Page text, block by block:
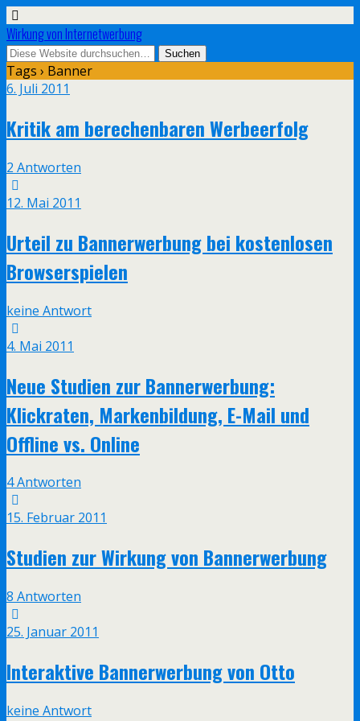
Wirkung von Internetwerbung
Tags › Banner
6. Juli 2011
Kritik am berechenbaren Werbeerfolg
2 Antworten
12. Mai 2011
Urteil zu Bannerwerbung bei kostenlosen
Browserspielen
keine Antwort
4. Mai 2011
Neue Studien zur Bannerwerbung:
Klickraten, Markenbildung, E-Mail und
Offline vs. Online
4 Antworten
15. Februar 2011
Studien zur Wirkung von Bannerwerbung
8 Antworten
25. Januar 2011
Interaktive Bannerwerbung von Otto
keine Antwort